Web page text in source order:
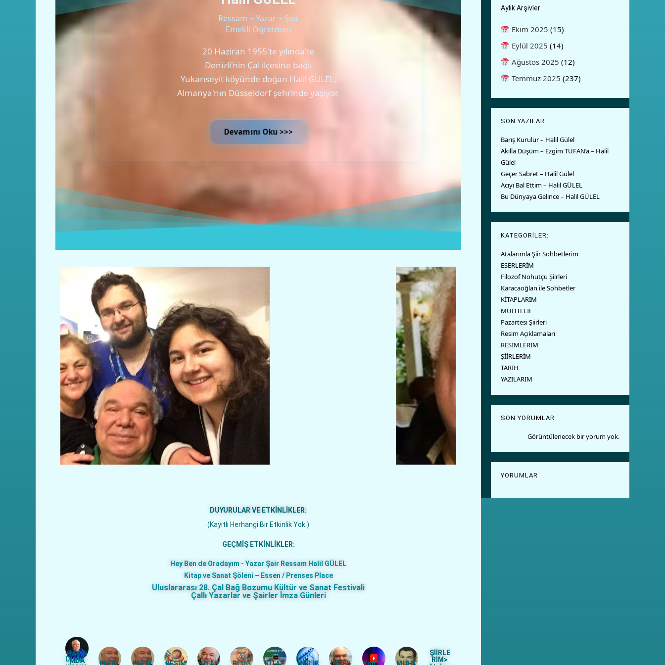
Ressam ~ Yazar ~ Şair
Emekli Öğretmen
20 Haziran 1955'te yılında'te
Denizli'nin Çal ilçesine bağlı
Yukarıseyit köyünde doğan Halil GÜLEL,
Almanya'nın Düsseldorf şehrinde yaşıyor.
Devamını Oku >>>
DUYURULAR VE ETKİNLİKLER:
(Kayıtlı Herhangi Bir Etkinlik Yok.)
GEÇMİŞ ETKİNLİKLER:
Hey Ben de Oradayım - Yazar Şair Ressam Halil GÜLEL
Kitap ve Sanat Şöleni – Essen / Prenses Place
Uluslararası 28. Çal Bağ Bozumu Kültür ve Sanat Festivali
Çallı Yazarlar ve Şairler İmza Günleri
HAKKI
MDA
Duyur
ESERL
ESERL
RESİM
KİTAP
BLOG
KİTAP
İLETİŞ
İNTER
YouTu
MUHT
ŞİİRLE
RİM>
Aylık Arşivler
Ekim 2025 (15)
Eylül 2025 (14)
Ağustos 2025 (12)
Temmuz 2025 (237)
SON YAZILAR:
Barış Kurulur – Halil Gülel
Akılla Düşüm – Ezgim TUFAN’a – Halil
Gülel
Geçer Sabret – Halil Gülel
Acıyı Bal Ettim – Halil GÜLEL
Bu Dünyaya Gelince – Halil GÜLEL
KATEGORİLER:
Atalarımla Şiir Sohbetlerim
ESERLERİM
Filozof Nohutçu Şiirleri
Karacaoğlan ile Sohbetler
KİTAPLARIM
MUHTELİF
Pazartesi Şiirleri
Resim Açıklamaları
RESİMLERİM
ŞİİRLERİM
TARİH
YAZILARIM
SON YORUMLAR
Görüntülenecek bir yorum yok.
YORUMLAR